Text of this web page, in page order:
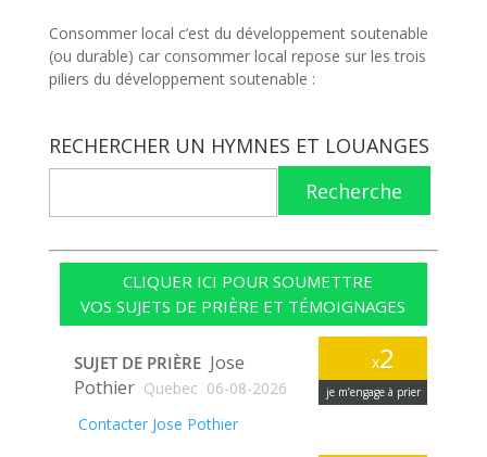
Consommer local c’est du développement soutenable
(ou durable) car consommer local repose sur les trois
piliers du développement soutenable :
RECHERCHER UN HYMNES ET LOUANGES
Recherche
CLIQUER ICI POUR SOUMETTRE
VOS SUJETS DE PRIÈRE ET TÉMOIGNAGES
x2
je m’engage à prier
SUJET DE PRIÈRE Jose
Pothier Quebec 06-08-2026
Contacter Jose Pothier